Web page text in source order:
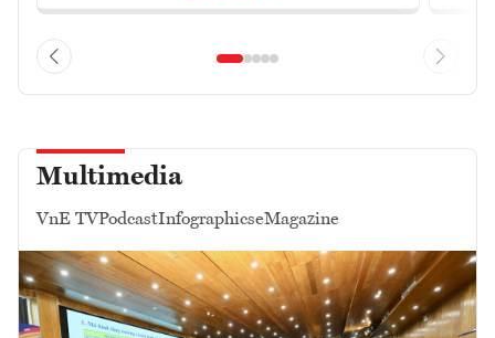
Multimedia
VnE TVPodcastInfographicseMagazine